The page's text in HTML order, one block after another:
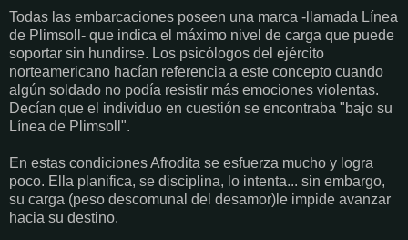
Todas las embarcaciones poseen una marca -llamada Línea
de Plimsoll- que indica el máximo nivel de carga que puede
soportar sin hundirse. Los psicólogos del ejército
norteamericano hacían referencia a este concepto cuando
algún soldado no podía resistir más emociones violentas.
Decían que el individuo en cuestión se encontraba "bajo su
Línea de Plimsoll".
En estas condiciones Afrodita se esfuerza mucho y logra
poco. Ella planifica, se disciplina, lo intenta... sin embargo,
su carga (peso descomunal del desamor)le impide avanzar
hacia su destino.